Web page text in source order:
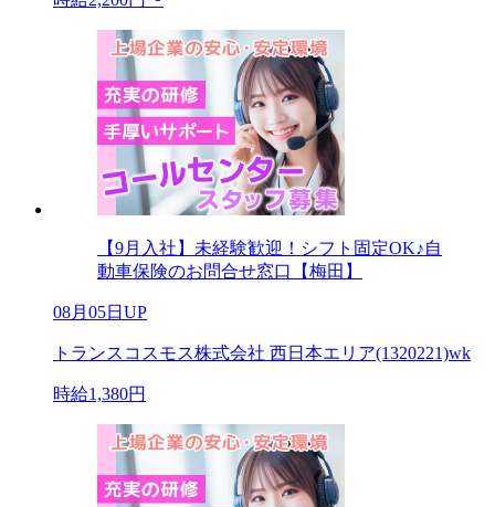
【9月入社】未経験歓迎！シフト固定OK♪自
動車保険のお問合せ窓口【梅田】
08月05日UP
トランスコスモス株式会社 西日本エリア(1320221)wk
時給1,380円